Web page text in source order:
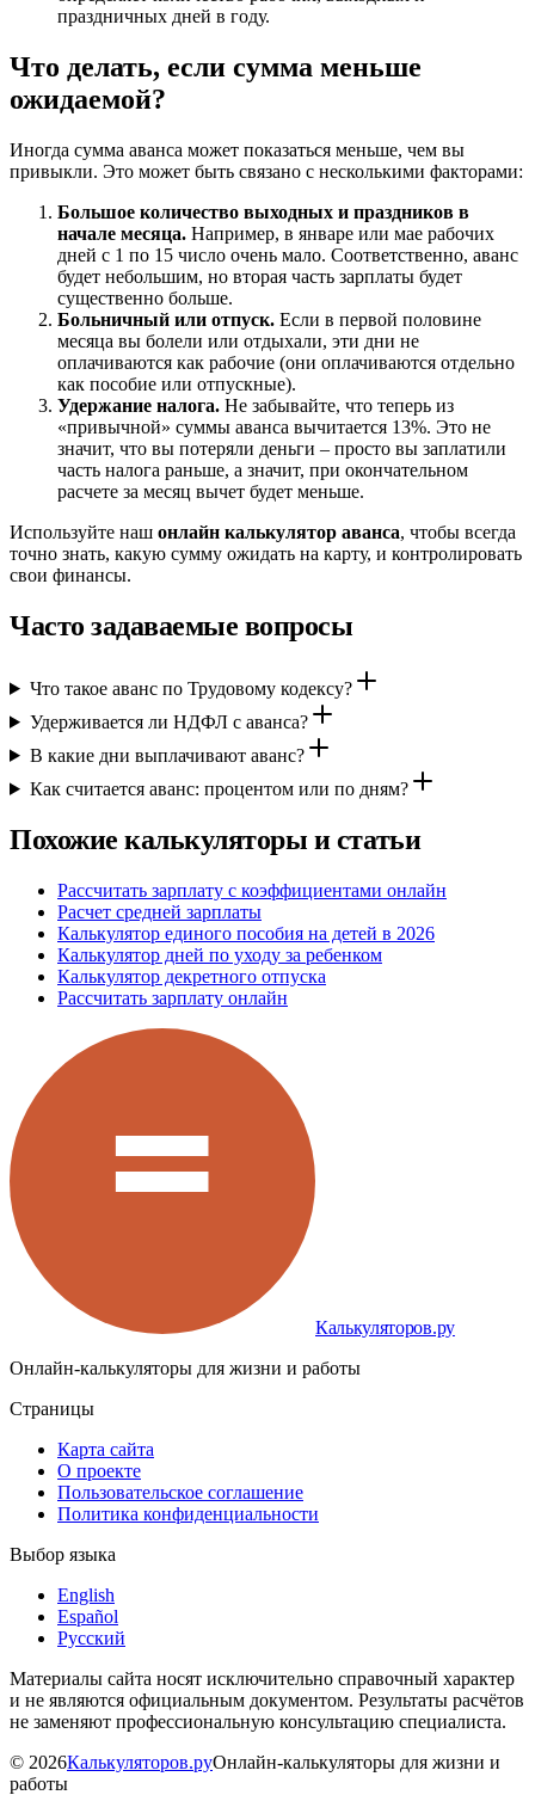
праздничных дней в году.
Что делать, если сумма меньше
ожидаемой?
Иногда сумма аванса может показаться меньше, чем вы
привыкли. Это может быть связано с несколькими факторами:
Большое количество выходных и праздников в
начале месяца. Например, в январе или мае рабочих
дней с 1 по 15 число очень мало. Соответственно, аванс
будет небольшим, но вторая часть зарплаты будет
существенно больше.
Больничный или отпуск. Если в первой половине
месяца вы болели или отдыхали, эти дни не
оплачиваются как рабочие (они оплачиваются отдельно
как пособие или отпускные).
Удержание налога. Не забывайте, что теперь из
«привычной» суммы аванса вычитается 13%. Это не
значит, что вы потеряли деньги – просто вы заплатили
часть налога раньше, а значит, при окончательном
расчете за месяц вычет будет меньше.
Используйте наш онлайн калькулятор аванса, чтобы всегда
точно знать, какую сумму ожидать на карту, и контролировать
свои финансы.
Часто задаваемые вопросы
Что такое аванс по Трудовому кодексу?
Удерживается ли НДФЛ с аванса?
В какие дни выплачивают аванс?
Как считается аванс: процентом или по дням?
Похожие калькуляторы и статьи
Рассчитать зарплату с коэффициентами онлайн
Расчет средней зарплаты
Калькулятор единого пособия на детей в 2026
Калькулятор дней по уходу за ребенком
Калькулятор декретного отпуска
Рассчитать зарплату онлайн
Калькуляторов.ру
Онлайн-калькуляторы для жизни и работы
Страницы
Карта сайта
О проекте
Пользовательское соглашение
Политика конфиденциальности
Выбор языка
English
Español
Русский
Материалы сайта носят исключительно справочный характер
и не являются официальным документом. Результаты расчётов
не заменяют профессиональную консультацию специалиста.
© 2026Калькуляторов.руОнлайн-калькуляторы для жизни и
работы